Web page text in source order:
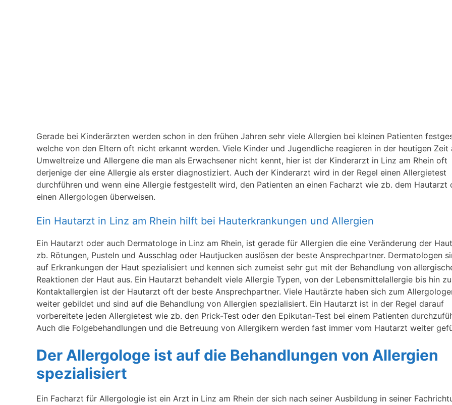
Gerade bei Kinderärzten werden schon in den frühen Jahren sehr viele Allergien bei kleinen Patienten
welche von den Eltern oft nicht erkannt werden. Viele Kinder und Jugendliche reagieren in der heutigen Zeit
Umweltreize und Allergene die man als Erwachsener nicht kennt, hier ist der Kinderarzt in Linz am Rhein oft
derjenige der eine Allergie als erster diagnostiziert. Auch der Kinderarzt wird in der Regel einen Allergietest
durchführen und wenn eine Allergie festgestellt wird, den Patienten an einen Facharzt wie zb. dem Hautarzt
einen Allergologen überweisen.
Ein Hautarzt in Linz am Rhein hilft bei Hauterkrankungen und Allergien
Ein Hautarzt oder auch Dermatologe in Linz am Rhein, ist gerade für Allergien die eine Veränderung der
zb. Rötungen, Pusteln und Ausschlag oder Hautjucken auslösen der beste Ansprechpartner. Dermatologen
auf Erkrankungen der Haut spezialisiert und kennen sich zumeist sehr gut mit der Behandlung von
Reaktionen der Haut aus. Ein Hautarzt behandelt viele Allergie Typen, von der Lebensmittelallergie bis hin zu
Kontaktallergien ist der Hautarzt oft der beste Ansprechpartner. Viele Hautärzte haben sich zum
weiter gebildet und sind auf die Behandlung von Allergien spezialisiert. Ein Hautarzt ist in der Regel darauf
vorbereitete jeden Allergietest wie zb. den Prick-Test oder den Epikutan-Test bei einem Patienten
Auch die Folgebehandlungen und die Betreuung von Allergikern werden fast immer vom Hautarzt weiter
Der Allergologe ist auf die Behandlungen von Allergien
spezialisiert
Ein Facharzt für Allergologie ist ein Arzt in Linz am Rhein der sich nach seiner Ausbildung in seiner